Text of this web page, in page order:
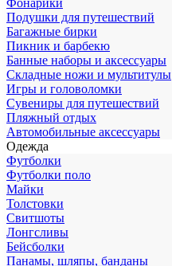
Фонарики
Подушки для путешествий
Багажные бирки
Пикник и барбекю
Банные наборы и аксессуары
Складные ножи и мультитулы
Игры и головоломки
Сувениры для путешествий
Пляжный отдых
Автомобильные аксессуары
Одежда
Футболки
Футболки поло
Майки
Толстовки
Свитшоты
Лонгсливы
Бейсболки
Панамы, шляпы, банданы